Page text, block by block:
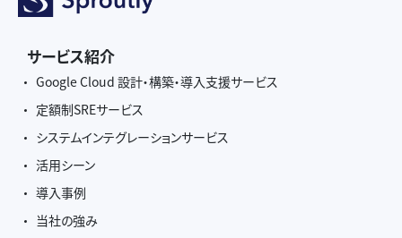
サービス紹介
Google Cloud 設計・構築・導入支援サービス
定額制SREサービス
システムインテグレーションサービス
活用シーン
導入事例
当社の強み